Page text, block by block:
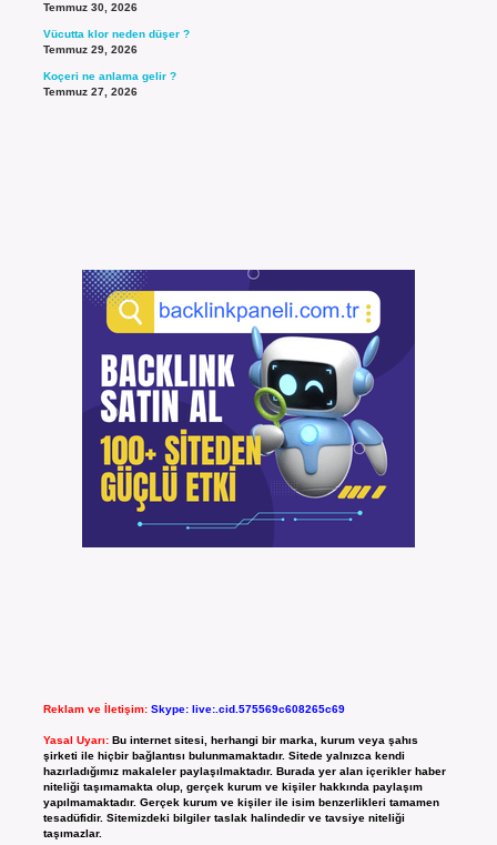
Temmuz 30, 2026
Vücutta klor neden düşer ?
Temmuz 29, 2026
Koçeri ne anlama gelir ?
Temmuz 27, 2026
Reklam ve İletişim: Skype: live:.cid.575569c608265c69
Yasal Uyarı: Bu internet sitesi, herhangi bir marka, kurum veya şahıs
şirketi ile hiçbir bağlantısı bulunmamaktadır. Sitede yalnızca kendi
hazırladığımız makaleler paylaşılmaktadır. Burada yer alan içerikler haber
niteliği taşımamakta olup, gerçek kurum ve kişiler hakkında paylaşım
yapılmamaktadır. Gerçek kurum ve kişiler ile isim benzerlikleri tamamen
tesadüfidir. Sitemizdeki bilgiler taslak halindedir ve tavsiye niteliği
taşımazlar.